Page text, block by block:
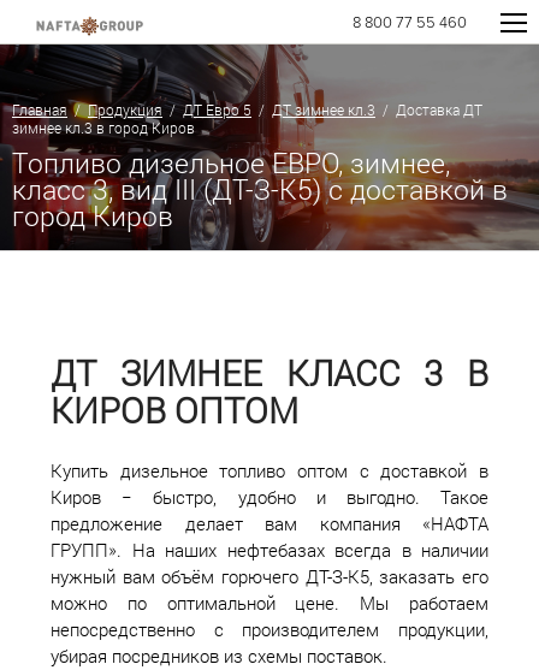
8 800 77 55 460
Главная/Продукция/ДТ Евро 5 / ДТ зимнее кл.3 / Доставка ДТ
зимнее кл.3 в город Киров
Топливо дизельное ЕВРО, зимнее,
класс 3, вид III (ДТ-З-К5) с доставкой в
город Киров
ДТ ЗИМНЕЕ КЛАСС 3 В
КИРОВ ОПТОМ
Купить дизельное топливо оптом с доставкой в
Киров − быстро, удобно и выгодно. Такое
предложение делает вам компания «НАФТА
ГРУПП». На наших нефтебазах всегда в наличии
нужный вам объём горючего ДТ-З-К5, заказать его
можно по оптимальной цене. Мы работаем
непосредственно с производителем продукции,
убирая посредников из схемы поставок.